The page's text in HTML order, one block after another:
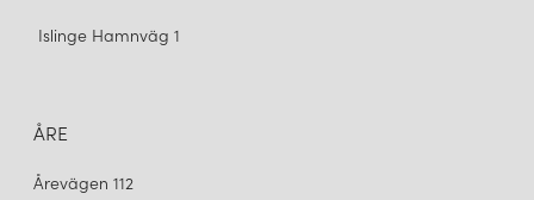
Islinge Hamnväg 1
ÅRE
Årevägen 112